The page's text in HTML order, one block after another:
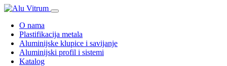
O nama
Plastifikacija metala
Aluminijske klupice i savijanje
Aluminijski profil i sistemi
Katalog